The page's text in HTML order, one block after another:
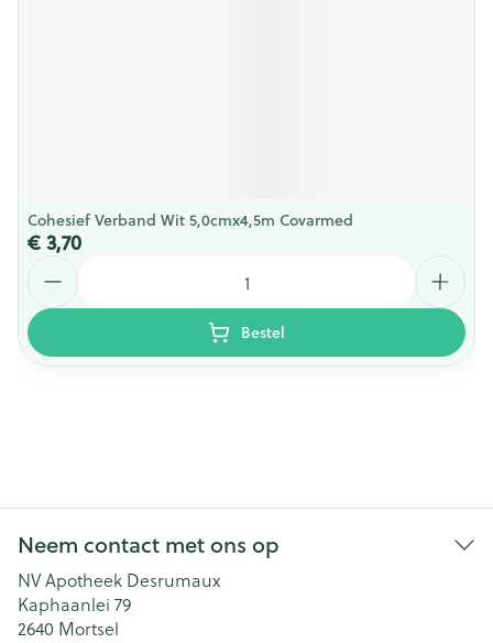
Cohesief Verband Wit 5,0cmx4,5m Covarmed
€ 3,70
Bestel
Neem contact met ons op
NV Apotheek Desrumaux
Kaphaanlei 79
2640 Mortsel